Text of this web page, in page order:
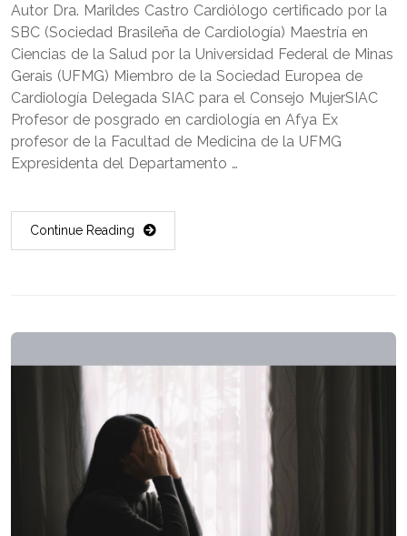
Autor Dra. Marildes Castro Cardiólogo certificado por la
SBC (Sociedad Brasileña de Cardiología) Maestría en
Ciencias de la Salud por la Universidad Federal de Minas
Gerais (UFMG) Miembro de la Sociedad Europea de
Cardiología Delegada SIAC para el Consejo MujerSIAC
Profesor de posgrado en cardiología en Afya Ex
profesor de la Facultad de Medicina de la UFMG
Expresidenta del Departamento …
Continue Reading